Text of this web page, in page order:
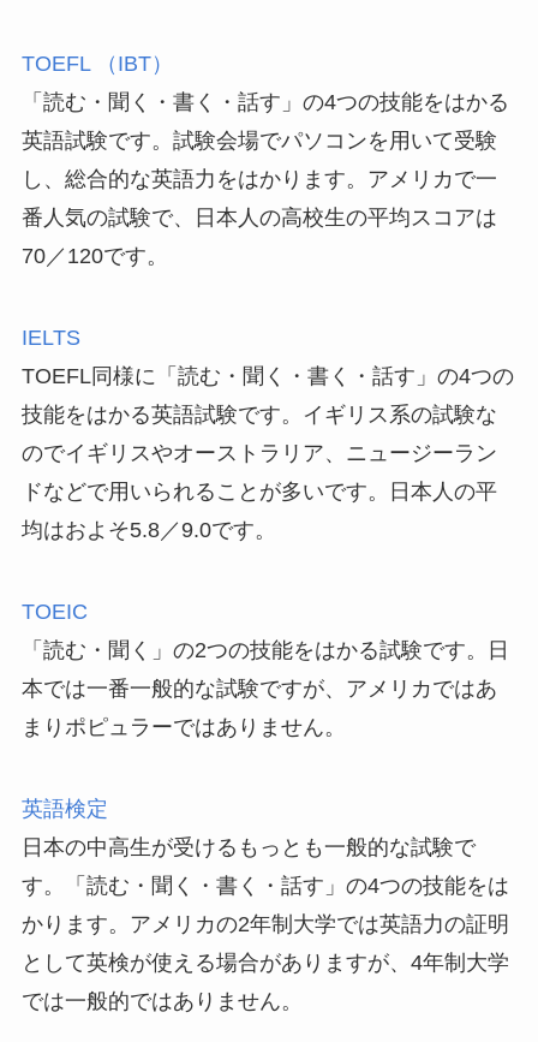
TOEFL （IBT）
「読む・聞く・書く・話す」の4つの技能をはかる
英語試験です。試験会場でパソコンを用いて受験
し、総合的な英語力をはかります。アメリカで一
番人気の試験で、日本人の高校生の平均スコアは
70／120です。
IELTS
TOEFL同様に「読む・聞く・書く・話す」の4つの
技能をはかる英語試験です。イギリス系の試験な
のでイギリスやオーストラリア、ニュージーラン
ドなどで用いられることが多いです。日本人の平
均はおよそ5.8／9.0です。
TOEIC
「読む・聞く」の2つの技能をはかる試験です。日
本では一番一般的な試験ですが、アメリカではあ
まりポピュラーではありません。
英語検定
日本の中高生が受けるもっとも一般的な試験で
す。「読む・聞く・書く・話す」の4つの技能をは
かります。アメリカの2年制大学では英語力の証明
として英検が使える場合がありますが、4年制大学
では一般的ではありません。